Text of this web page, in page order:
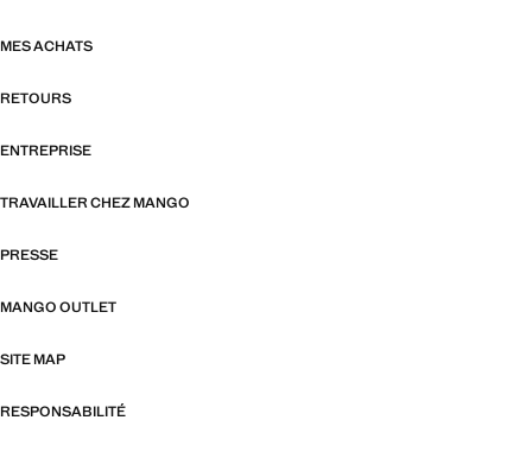
MES ACHATS
RETOURS
ENTREPRISE
TRAVAILLER CHEZ MANGO
PRESSE
MANGO OUTLET
SITE MAP
RESPONSABILITÉ